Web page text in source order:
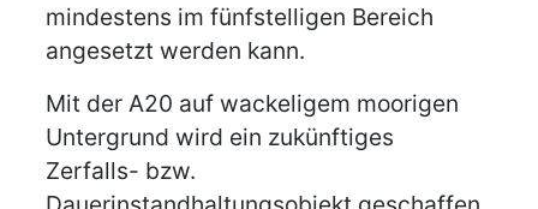
mindestens im fünfstelligen Bereich
angesetzt werden kann.
Mit der A20 auf wackeligem moorigen
Untergrund wird ein zukünftiges
Zerfalls- bzw.